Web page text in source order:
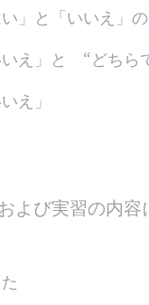
い」と「いいえ」
いえ」と “どち
え」
よび実習の内